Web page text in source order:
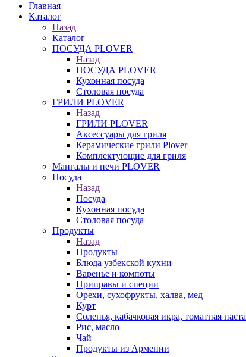
Главная
Каталог
Назад
Каталог
ПОСУДА PLOVER
Назад
ПОСУДА PLOVER
Кухонная посуда
Столовая посуда
ГРИЛИ PLOVER
Назад
ГРИЛИ PLOVER
Аксессуары для гриля
Керамические грили Plover
Комплектующие для гриля
Мангалы и печи PLOVER
Посуда
Назад
Посуда
Кухонная посуда
Столовая посуда
Продукты
Назад
Продукты
Блюда узбекской кухни
Варенье и компоты
Приправы и специи
Орехи, сухофрукты, халва, мед
Курт
Соленья, кабачковая икра, томатная паста
Рис, масло
Чай
Продукты из Армении